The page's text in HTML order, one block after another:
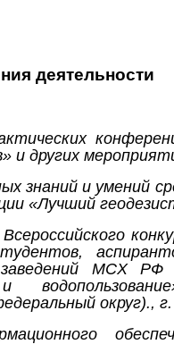
деятельности
и других
знаний и умений
«Лучший
МСХ РФ
и
округ).,